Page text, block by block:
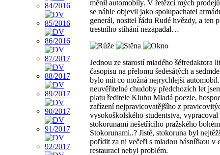
měnil automobily. V řetězci mých
se náhle objevil jako spolupachatel
generál, nositel řádu Rudé hvězdy, a ten
trestního stíhání nezapadal…
Jednou ze starostí mladého šéfredaktora
časopisu na přelomu šedesátých a
bylo mít co možná nejrychlejší
neuvěřitelné chudoby předchozích let
platu ředitele Klubu Mladá poezie,
zařízení nejpravicovatějšího z
vysokoškolského studentstva, vypracoval
stokorunami nešetřícího pražského
Stokorunami..? Jistě, stokoruna byl
pořídit za ni večeři s mladou básnířkou v
restauraci nebyl problém.